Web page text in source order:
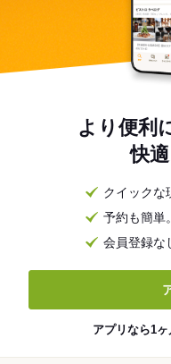
より便利
快
クイックな
予約も簡単
会員登録な
アプリなら1